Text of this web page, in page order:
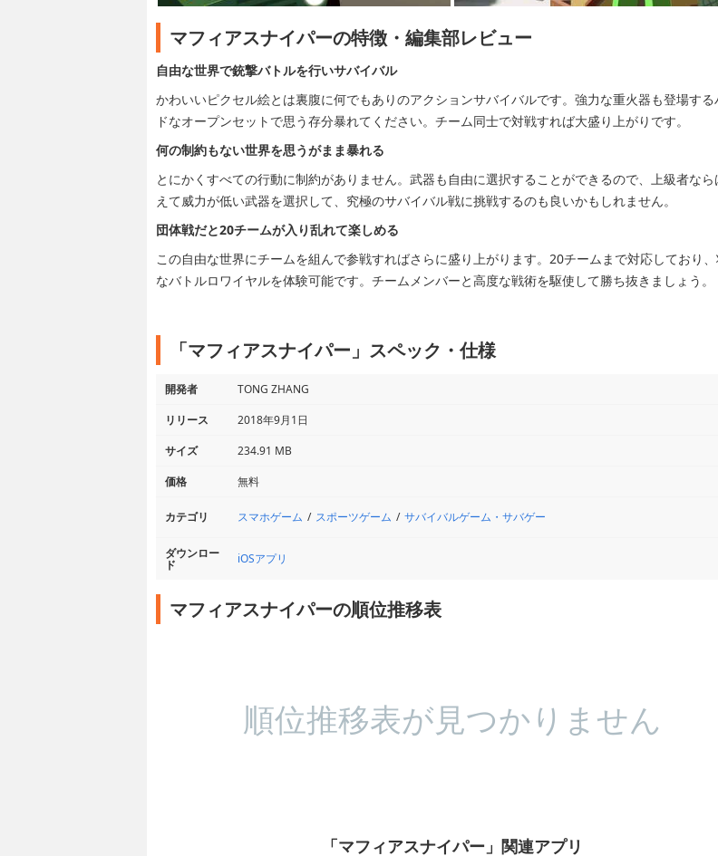
マフィアスナイパーの特徴・編集部レビュー
自由な世界で銃撃バトルを行いサバイバル
かわいいピクセル絵とは裏腹に何でもありのアクションサバイバルです。強力な重火器も登場する
ドなオープンセットで思う存分暴れてください。チーム同士で対戦すれば大盛り上がりです。
何の制約もない世界を思うがまま暴れる
とにかくすべての行動に制約がありません。武器も自由に選択することができるので、上級者なら
えて威力が低い武器を選択して、究極のサバイバル戦に挑戦するのも良いかもしれません。
団体戦だと20チームが入り乱れて楽しめる
この自由な世界にチームを組んで参戦すればさらに盛り上がります。20チームまで対応しており
なバトルロワイヤルを体験可能です。チームメンバーと高度な戦術を駆使して勝ち抜きましょう。
「マフィアスナイパー」スペック・仕様
開発者
TONG ZHANG
リリース
2018年9月1日
サイズ
234.91 MB
価格
無料
カテゴリ スマホゲーム スポーツゲーム サバイバルゲーム・サバゲー
ダウンロー
ド iOSアプリ
マフィアスナイパーの順位推移表
順位推移表が見つかりません
「マフィアスナイパー」関連アプリ